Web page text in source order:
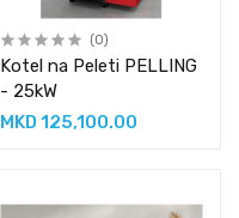
(0)
Kotel na Peleti PELLING
- 25kW
MKD 125,100.00